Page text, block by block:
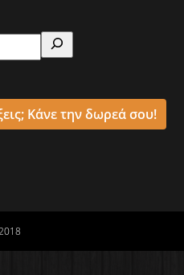
Κάνε την δωρεά σου!